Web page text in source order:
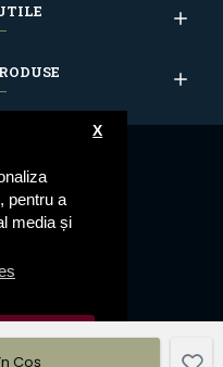
pentru a
media și
X
Acord
Coş